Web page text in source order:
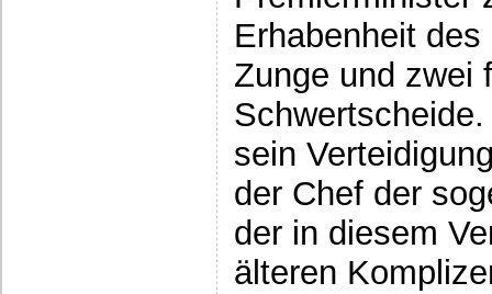
Erhabenheit
Zunge und zwei
sein
der Chef der
der in diesem
älteren